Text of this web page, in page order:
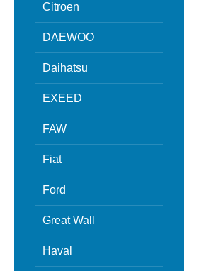
Citroen
DAEWOO
Daihatsu
EXEED
FAW
Fiat
Ford
Great Wall
Haval